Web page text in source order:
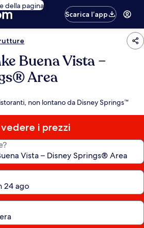
della pagina
Scarica l’app
Buena Vista –
Area
non lontano da Disney Springs™
i prezzi